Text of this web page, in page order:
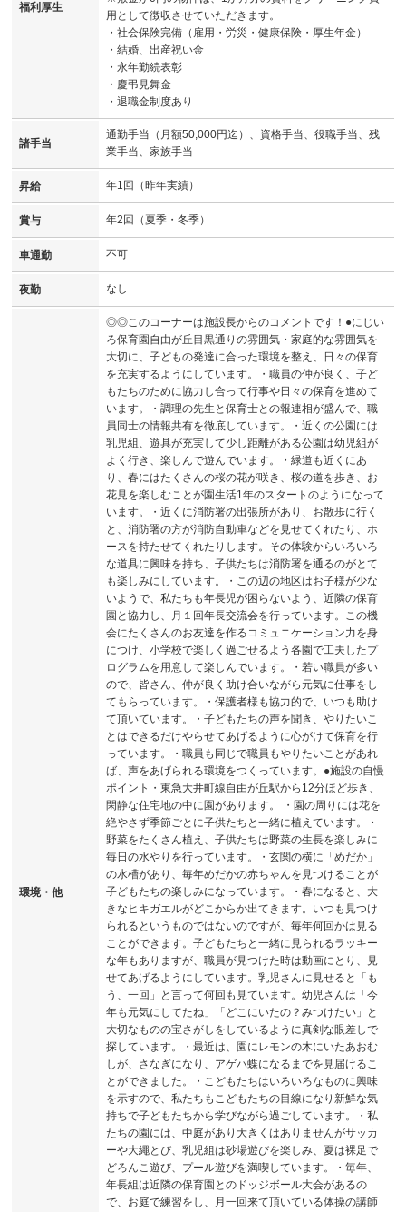
福利厚生
用として徴収させていただきます。
・社会保険完備（雇用・労災・健康保険・厚生年金）
・結婚、出産祝い金
・永年勤続表彰
・慶弔見舞金
・退職金制度あり
諸手当
通勤手当（月額50,000円迄）、資格手当、役職手当、残
業手当、家族手当
昇給 年1回（昨年実績）
賞与 年2回（夏季・冬季）
車通勤 不可
夜勤 なし
環境・他
◎◎このコーナーは施設長からのコメントです！●にじい
ろ保育園自由が丘目黒通りの雰囲気・家庭的な雰囲気を
大切に、子どもの発達に合った環境を整え、日々の保育
を充実するようにしています。・職員の仲が良く、子ど
もたちのために協力し合って行事や日々の保育を進めて
います。・調理の先生と保育士との報連相が盛んで、職
員同士の情報共有を徹底しています。・近くの公園には
乳児組、遊具が充実して少し距離がある公園は幼児組が
よく行き、楽しんで遊んでいます。・緑道も近くにあ
り、春にはたくさんの桜の花が咲き、桜の道を歩き、お
花見を楽しむことが園生活1年のスタートのようになって
います。・近くに消防署の出張所があり、お散歩に行く
と、消防署の方が消防自動車などを見せてくれたり、ホ
ースを持たせてくれたりします。その体験からいろいろ
な道具に興味を持ち、子供たちは消防署を通るのがとて
も楽しみにしています。・この辺の地区はお子様が少な
いようで、私たちも年長児が困らないよう、近隣の保育
園と協力し、月１回年長交流会を行っています。この機
会にたくさんのお友達を作るコミュニケーション力を身
につけ、小学校で楽しく過ごせるよう各園で工夫したプ
ログラムを用意して楽しんでいます。・若い職員が多い
ので、皆さん、仲が良く助け合いながら元気に仕事をし
てもらっています。・保護者様も協力的で、いつも助け
て頂いています。・子どもたちの声を聞き、やりたいこ
とはできるだけやらせてあげるように心がけて保育を行
っています。・職員も同じで職員もやりたいことがあれ
ば、声をあげられる環境をつくっています。●施設の自慢
ポイント・東急大井町線自由が丘駅から12分ほど歩き、
閑静な住宅地の中に園があります。 ・園の周りには花を
絶やさず季節ごとに子供たちと一緒に植えています。・
野菜をたくさん植え、子供たちは野菜の生長を楽しみに
毎日の水やりを行っています。・玄関の横に「めだか」
の水槽があり、毎年めだかの赤ちゃんを見つけることが
子どもたちの楽しみになっています。・春になると、大
きなヒキガエルがどこからか出てきます。いつも見つけ
られるというものではないのですが、毎年何回かは見る
ことができます。子どもたちと一緒に見られるラッキー
な年もありますが、職員が見つけた時は動画にとり、見
せてあげるようにしています。乳児さんに見せると「も
う、一回」と言って何回も見ています。幼児さんは「今
年も元気にしてたね」「どこにいたの？みつけたい」と
大切なものの宝さがしをしているように真剣な眼差しで
探しています。・最近は、園にレモンの木にいたあおむ
しが、さなぎになり、アゲハ蝶になるまでを見届けるこ
とができました。・こどもたちはいろいろなものに興味
を示すので、私たちもこどもたちの目線になり新鮮な気
持ちで子どもたちから学びながら過ごしています。・私
たちの園には、中庭があり大きくはありませんがサッカ
ーや大繩とび、乳児組は砂場遊びを楽しみ、夏は裸足で
どろんこ遊び、プール遊びを満喫しています。・毎年、
年長組は近隣の保育園とのドッジボール大会があるの
で、お庭で練習をし、月一回来て頂いている体操の講師